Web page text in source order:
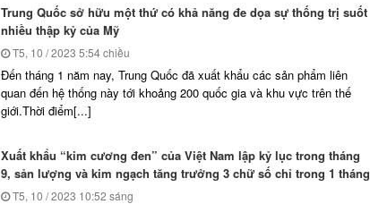
Trung Quốc sở hữu một thứ có khả năng đe dọa sự thống trị suốt
nhiều thập kỷ của Mỹ
T5, 10 / 2023 5:54 chiều
Đến tháng 1 năm nay, Trung Quốc đã xuất khẩu các sản phẩm liên
quan đến hệ thống này tới khoảng 200 quốc gia và khu vực trên thế
giới.Thời điểm[...]
Xuất khẩu “kim cương đen” của Việt Nam lập kỷ lục trong tháng
9, sản lượng và kim ngạch tăng trưởng 3 chữ số chỉ trong 1 tháng
T5, 10 / 2023 10:52 sáng